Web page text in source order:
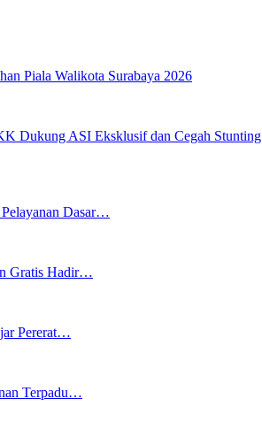
Piala Walikota Surabaya 2026
Dukung ASI Eksklusif dan Cegah Stunting
Dasar…
Gratis Hadir…
Pererat…
Terpadu…